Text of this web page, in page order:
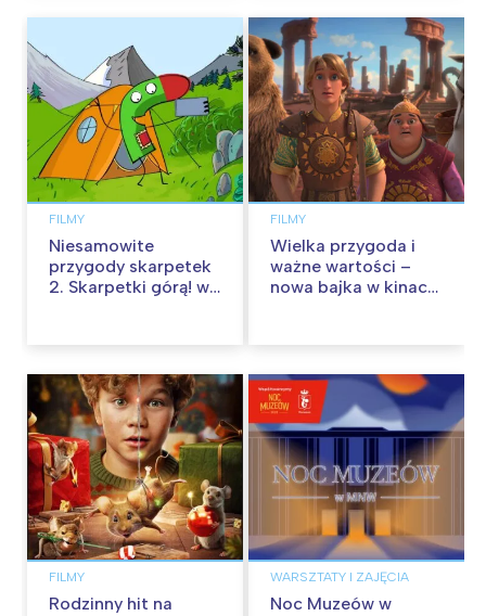
FILMY
Niesamowite
przygody skarpetek
2. Skarpetki górą! w
FILMY
Wielka przygoda i
ważne wartości –
nowa bajka w kinach
FILMY
Rodzinny hit na
WARSZTATY I ZAJĘCIA
Noc Muzeów w